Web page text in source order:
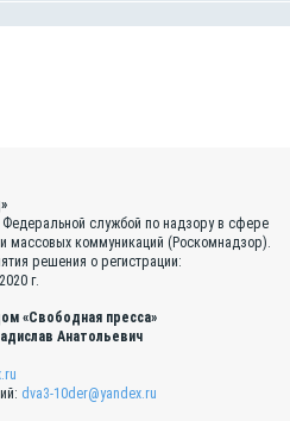
Федеральной службой по надзору в сфере
массовых коммуникаций (Роскомнадзор).
решения о регистрации:
г.
«Свободная пресса»
Анатольевич
dva3-10der@yandex.ru